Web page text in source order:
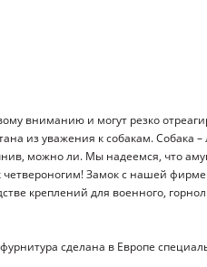
вниманию и могут резко
из уважения к собакам. Собака –
можно ли. Мы надеемся, что
четвероногим! Замок с нашей
креплений для военного,
сделана в Европе